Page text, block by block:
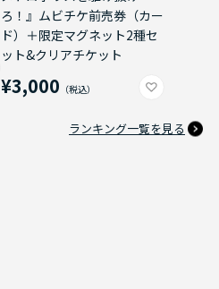
ろ！』ムビチケ前売券（カー
ド）＋限定マグネット2種セ
ット&クリアチケット
¥3,000
ランキング一覧を見る